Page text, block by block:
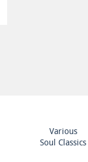
Various
Soul Classics